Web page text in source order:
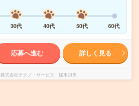
30代 40代 50代 60代
応募へ進む 詳しく見る
株式会社テクノ・サービス 採用担当